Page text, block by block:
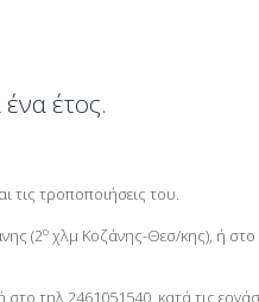
έτος.
τις τροποποιήσεις του.
(2ο χλμ Κοζάνης-Θεσ/κης), ή στο
τηλ 2461051540 κατά τις